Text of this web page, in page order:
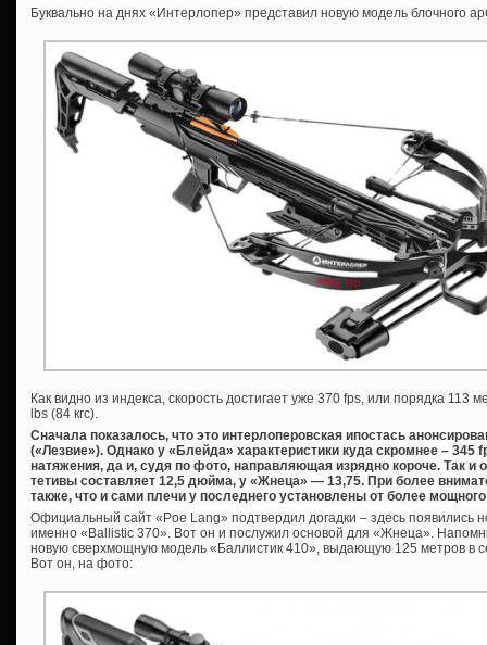
Буквально на днях «Интерлопер» представил новую модель блочного
Как видно из индекса, скорость достигает уже 370 fps, или порядка 113
lbs (84 кгс).
Сначала показалось, что это интерлоперовская ипостась
(«Лезвие»). Однако у «Блейда» характеристики куда скромнее –
натяжения, да и, судя по фото, направляющая изрядно короче. Так и
тетивы составляет 12,5 дюйма, у «Жнеца» — 13,75. При более
также, что и сами плечи у последнего установлены от более
Официальный сайт «Poe Lang» подтвердил догадки – здесь появились
именно «Ballistic 370». Вот он и послужил основой для «Жнеца».
новую сверхмощную модель «Баллистик 410», выдающую 125 метров в
Вот он, на фото: